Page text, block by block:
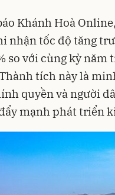
Khánh Hoà
nhận tốc độ tăng
so với cùng kỳ
tích này là
quyền và người
mạnh phát triển